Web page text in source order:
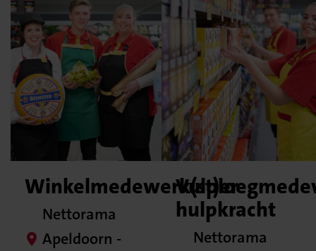
Winkelmedewerk(st)er
Nettorama
Apeldoorn -
hulpkracht
Nettorama